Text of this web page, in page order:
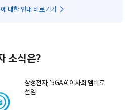
대한 안내 바로가기
소식은?
삼성전자, ‘5GAA’ 이사회 멤버로
선임